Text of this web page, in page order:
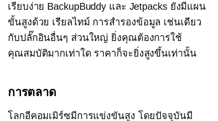
เรียบง่าย BackupBuddy และ Jetpacks ยังมีแผน
ขั้นสูงด้วย เรียลไทม์ การสำรองข้อมูล เช่นเดียว
กับปลั๊กอินอื่นๆ ส่วนใหญ่ ยิ่งคุณต้องการใช้
คุณสมบัติมากเท่าใด ราคาก็จะยิ่งสูงขึ้นเท่านั้น
การตลาด
โลกอีคอมเมิร์ซมีการแข่งขันสูง โดยปัจจุบันมี